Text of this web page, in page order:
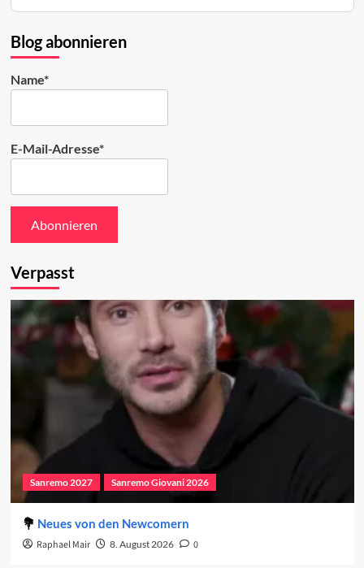
Bluesky
ansehen
Blog abonnieren
Name*
E-Mail-Adresse*
Verpasst
Sanremo 2027 Sanremo Giovani 2026
Neues von den Newcomern
Raphael Mair 8. August 2026 0